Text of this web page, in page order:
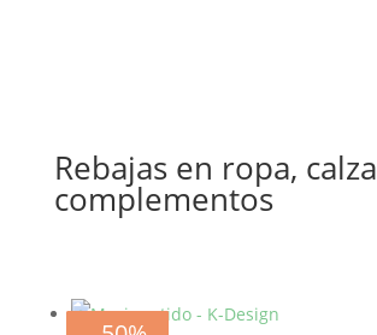
Rebajas en ropa,
complementos